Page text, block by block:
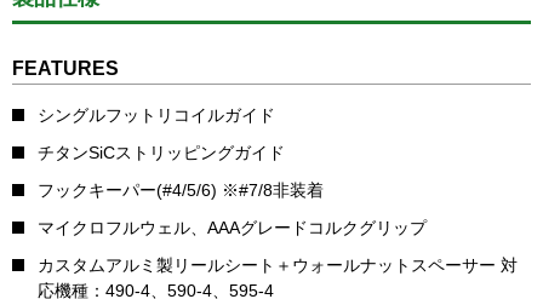
FEATURES
シングルフットリコイルガイド
チタンSiCストリッピングガイド
フックキーパー(#4/5/6) ※#7/8非装着
マイクロフルウェル、AAAグレードコルクグリップ
カスタムアルミ製リールシート＋ウォールナットスペーサー 対
応機種：490-4、590-4、595-4